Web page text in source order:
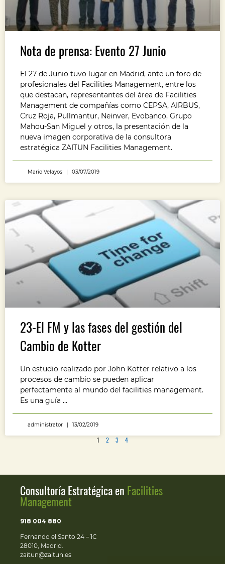
Nota de prensa: Evento 27 Junio
El 27 de Junio tuvo lugar en Madrid, ante un foro de
profesionales del Facilities Management, entre los
que destacan, representantes del área de Facilities
Management de compañías como CEPSA, AIRBUS,
Cruz Roja, Pullmantur, Neinver, Evobanco, Grupo
Mahou-San Miguel y otros, la presentación de la
nueva imagen corporativa de la consultora
estratégica ZAITUN Facilities Management.
Mario Velayos 03/07/2019
23-El FM y las fases del gestión del
Cambio de Kotter
Un estudio realizado por John Kotter relativo a los
procesos de cambio se pueden aplicar
perfectamente al mundo del facilities management.
Es una guía …
administrator 13/02/2019
1 2 3 4
Consultoría Estratégica en Facilities
Management
918 004 880
Fernando el Santo 24 – 1C
28010, Madrid.
zaitun@zaitun.es